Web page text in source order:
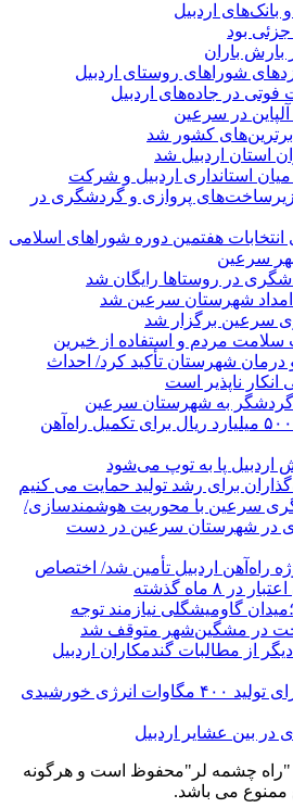
بانک‌های اردبیل
بود
بارش باران
در سرعین
برترین‌های کشور شد
استان اردبیل شد
استانداری اردبیل و شرکت
زیرساخت‌های پروازی و گردشگری در
هفتمین دوره شوراهای اسلامی
سرعین
در روستاها رایگان شد
شهرستان سرعین شد
سرعین برگزار شد
سلامت مردم و استفاده از خیرین
شهرستان تأکید کرد/ احداث
ناپذیر است
گردشگر به شهرستان سرعین
استانداراردبیل: سه هزار و ۵۰۰ میلیارد ریال برای تکمیل راه‌آهن
اردبیل پا به توپ می‌شود
برای رشد تولید حمایت می کنیم
سرعین با محوریت هوشمندسازی/
در شهرستان سرعین در دست
پروژه راه‌آهن اردبیل تأمین شد/ اختصاص
گاومیشگلی نیازمند توجه
ریال دیگر از مطالبات گندمکاران اردبیل
تفاهم‌نامه سرمایه‌گذاری برای تولید ۴۰۰ مگاوات انرژی خورشیدی
در بین عشایر اردبیل
چشمه لر"محفوظ است و هرگونه
ممنوع می باشد.